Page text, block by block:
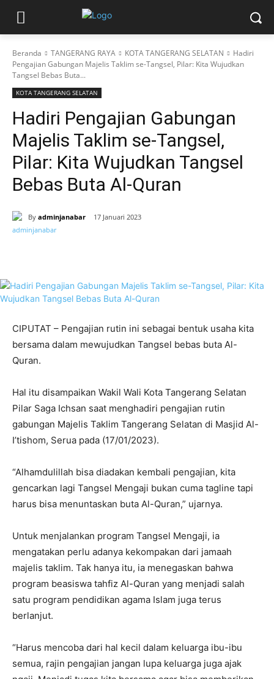
Beranda TANGERANG RAYA KOTA TANGERANG SELATAN
Hadiri
Pengajian Gabungan Majelis Taklim se-Tangsel, Pilar: Kita Wujudkan
Tangsel Bebas Buta...
KOTA TANGERANG SELATAN
Hadiri Pengajian Gabungan
Majelis Taklim se-Tangsel,
Pilar: Kita Wujudkan Tangsel
Bebas Buta Al-Quran
By adminjanabar 17 Januari 2023
CIPUTAT – Pengajian rutin ini sebagai bentuk usaha kita
bersama dalam mewujudkan Tangsel bebas buta Al-
Quran.
Hal itu disampaikan Wakil Wali Kota Tangerang Selatan
Pilar Saga Ichsan saat menghadiri pengajian rutin
gabungan Majelis Taklim Tangerang Selatan di Masjid Al-
I’tishom, Serua pada (17/01/2023).
“Alhamdulillah bisa diadakan kembali pengajian, kita
gencarkan lagi Tangsel Mengaji bukan cuma tagline tapi
harus bisa menuntaskan buta Al-Quran,” ujarnya.
Untuk menjalankan program Tangsel Mengaji, ia
mengatakan perlu adanya kekompakan dari jamaah
majelis taklim. Tak hanya itu, ia menegaskan bahwa
program beasiswa tahfiz Al-Quran yang menjadi salah
satu program pendidikan agama Islam juga terus
berlanjut.
“Harus mencoba dari hal kecil dalam keluarga ibu-ibu
semua, rajin pengajian jangan lupa keluarga juga ajak